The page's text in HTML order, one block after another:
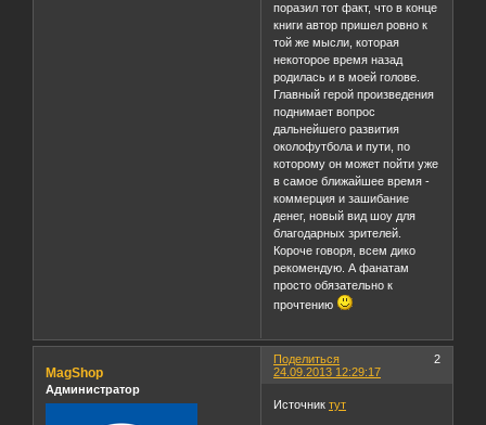
поразил тот факт, что в конце
книги автор пришел ровно к
той же мысли, которая
некоторое время назад
родилась и в моей голове.
Главный герой произведения
поднимает вопрос
дальнейшего развития
околофутбола и пути, по
которому он может пойти уже
в самое ближайшее время -
коммерция и зашибание
денег, новый вид шоу для
благодарных зрителей.
Короче говоря, всем дико
рекомендую. А фанатам
просто обязательно к
прочтению
Поделиться
2
24.09.2013 12:29:17
MagShop
Администратор
Источниктут